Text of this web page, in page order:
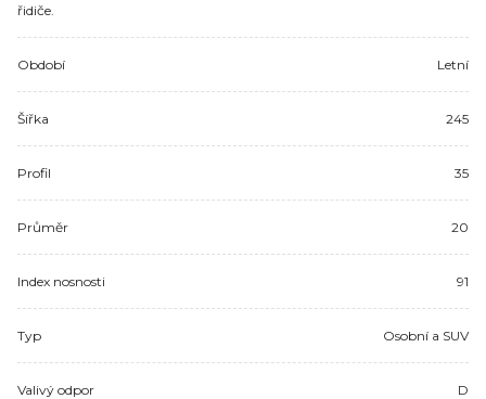
řidiče.
Období Letní
Šířka 245
Profil 35
Průměr 20
Index nosnosti 91
Typ Osobní a SUV
Valivý odpor D